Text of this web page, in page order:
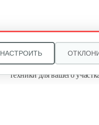
Звоните, и мы поможем
техники для вашего
НАСТРОИТЬ